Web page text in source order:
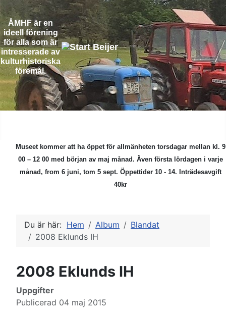
ÅMHF är en
ideell förening
för alla som är
intresserade av
kulturhistoriska
föremål.
Museet kommer att ha öppet för allmänheten torsdagar mellan kl. 9
00 – 12 00 med början av maj månad. Även första lördagen i varje
månad, from 6 juni, tom 5 sept. Öppettider 10 - 14. Inträdesavgift
40kr
Du är här: Hem Album
Blandat
2008 Eklunds IH
2008 Eklunds IH
Uppgifter
Publicerad 04 maj 2015